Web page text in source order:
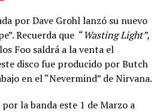
por Dave Grohl lanzó su nuevo
Recuerda que “Wasting Light”,
Foo saldrá a la venta el
disco fue producido por Butch
en el “Nevermind” de Nirvana.
por la banda este 1 de Marzo a